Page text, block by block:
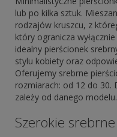
lub po kilka sztuk.
rodzajów kruszcu, z
który ogranicza
idealny pierścionek
stylu kobiety oraz
Oferujemy srebrne
rozmiarach: od 12 do 30.
zależy od danego modelu.
Szerokie